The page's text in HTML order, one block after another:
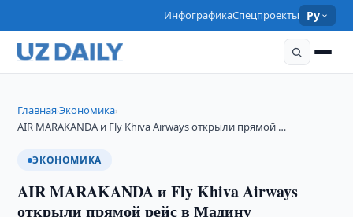
ИнфографикаСпецпроекты Ру
Главная›Экономика›
AIR MARAKANDA и Fly Khiva Airways открыли прямой …
ЭКОНОМИКА
AIR MARAKANDA и Fly Khiva Airways
открыли прямой рейс в Мадину